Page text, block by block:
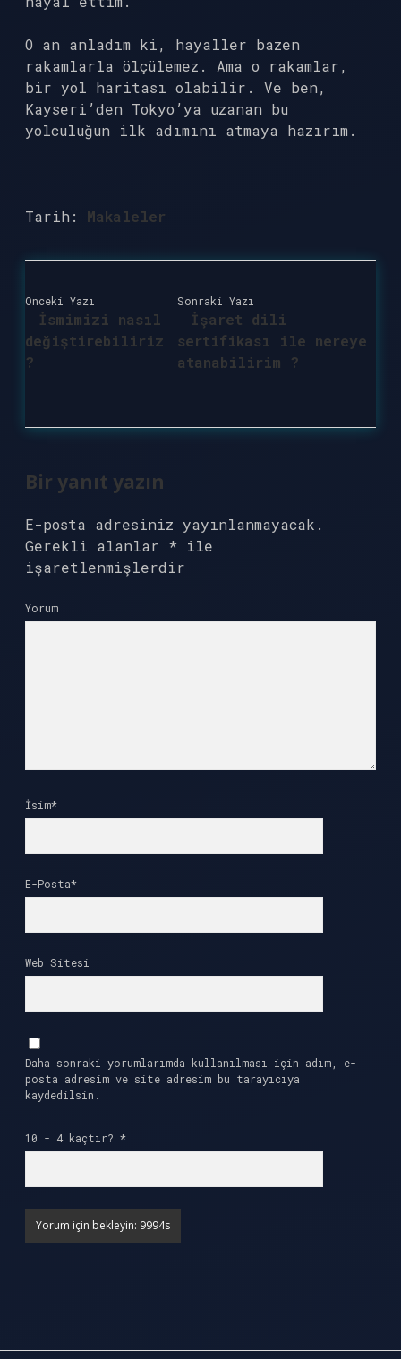
O an anladım ki, hayaller bazen
rakamlarla ölçülemez. Ama o rakamlar,
bir yol haritası olabilir. Ve ben,
Kayseri’den Tokyo’ya uzanan bu
yolculuğun ilk adımını atmaya hazırım.
Tarih: Makaleler
Önceki Yazı
İsmimizi nasıl
değiştirebiliriz
?
Sonraki Yazı
İşaret dili
sertifikası ile nereye
atanabilirim ?
Bir yanıt yazın
E-posta adresiniz yayınlanmayacak.
Gerekli alanlar * ile
işaretlenmişlerdir
Yorum
İsim*
E-Posta*
Web Sitesi
Daha sonraki yorumlarımda kullanılması için adım, e-
posta adresim ve site adresim bu tarayıcıya
kaydedilsin.
10 - 4 kaçtır? *